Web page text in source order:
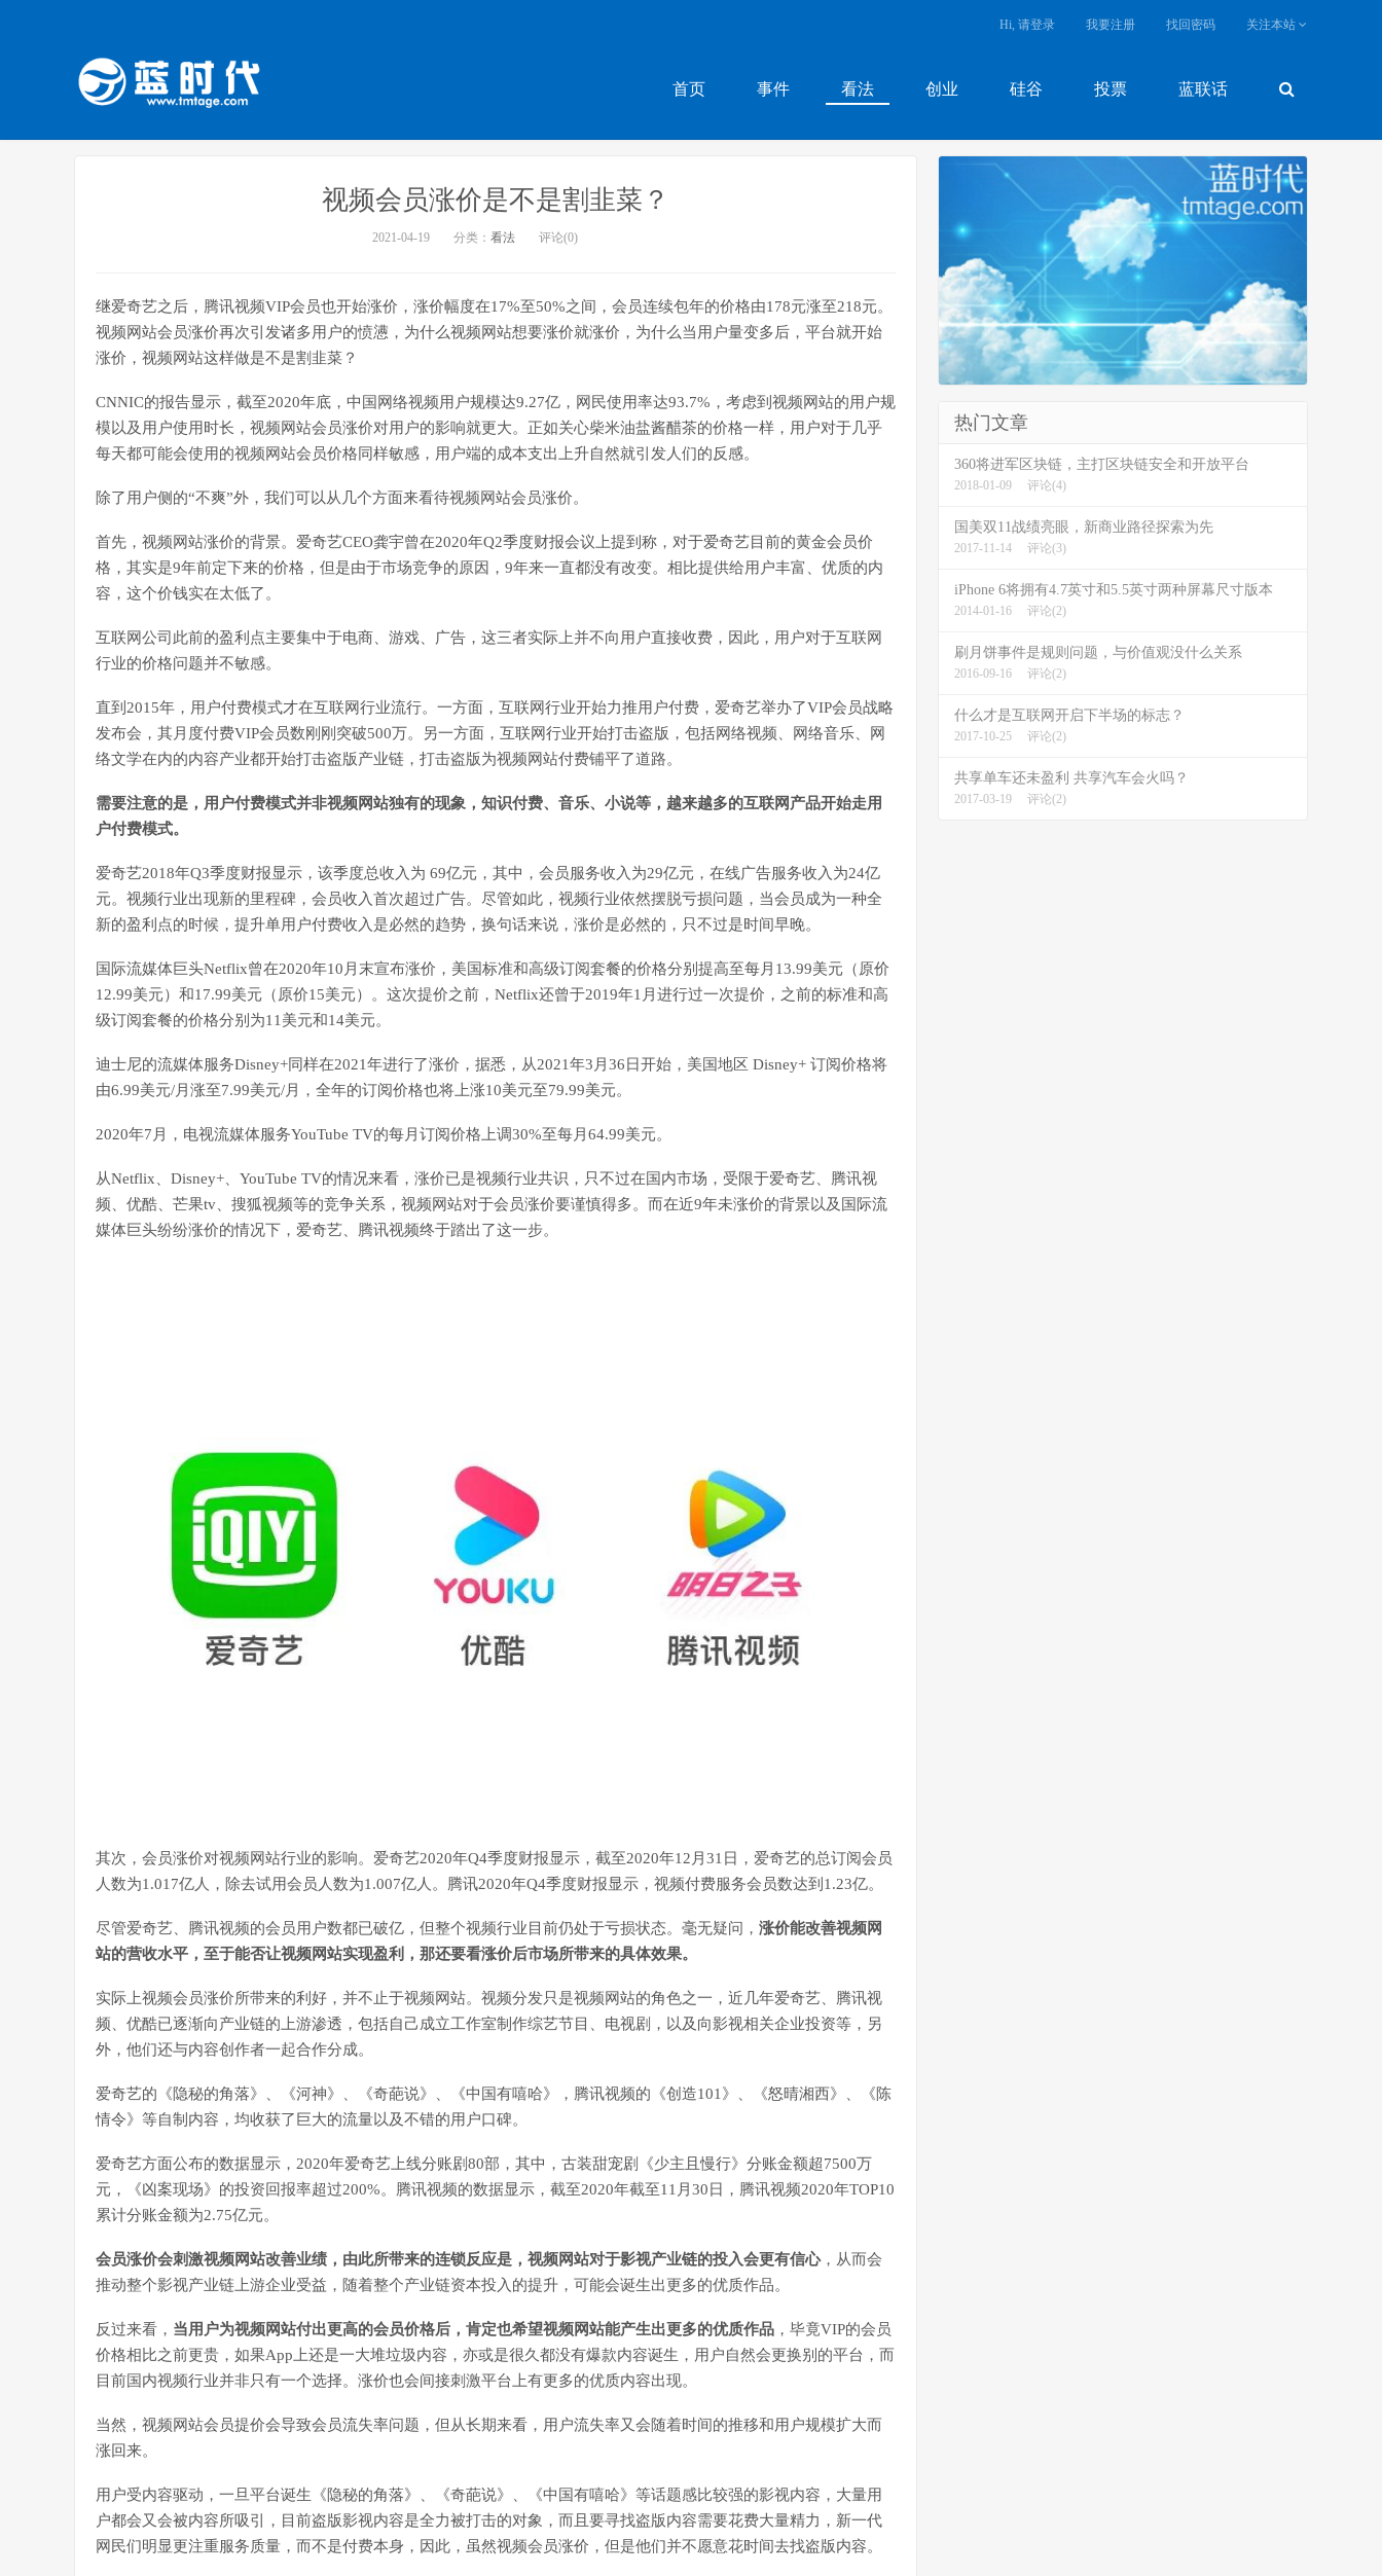
首页 事件 看法 创业 硅谷 投票 蓝联话
Hi, 请登录 我要注册 找回密码 关注本站
视频会员涨价是不是割韭菜？
2021-04-19 分类： 看法 评论(0)
继爱奇艺之后，腾讯视频VIP会员也开始涨价，涨价幅度在17%至50%之间，会员连续包年的价格由178元涨至218元。
视频网站会员涨价再次引发诸多用户的愤懑，为什么视频网站想要涨价就涨价，为什么当用户量变多后，平台就开始
涨价，视频网站这样做是不是割韭菜？
CNNIC的报告显示，截至2020年底，中国网络视频用户规模达9.27亿，网民使用率达93.7%，考虑到视频网站的用户规
模以及用户使用时长，视频网站会员涨价对用户的影响就更大。正如关心柴米油盐酱醋茶的价格一样，用户对于几乎
每天都可能会使用的视频网站会员价格同样敏感，用户端的成本支出上升自然就引发人们的反感。
除了用户侧的“不爽”外，我们可以从几个方面来看待视频网站会员涨价。
首先，视频网站涨价的背景。爱奇艺CEO龚宇曾在2020年Q2季度财报会议上提到称，对于爱奇艺目前的黄金会员价
格，其实是9年前定下来的价格，但是由于市场竞争的原因，9年来一直都没有改变。相比提供给用户丰富、优质的内
容，这个价钱实在太低了。
互联网公司此前的盈利点主要集中于电商、游戏、广告，这三者实际上并不向用户直接收费，因此，用户对于互联网
行业的价格问题并不敏感。
直到2015年，用户付费模式才在互联网行业流行。一方面，互联网行业开始力推用户付费，爱奇艺举办了VIP会员战略
发布会，其月度付费VIP会员数刚刚突破500万。另一方面，互联网行业开始打击盗版，包括网络视频、网络音乐、网
络文学在内的内容产业都开始打击盗版产业链，打击盗版为视频网站付费铺平了道路。
需要注意的是，用户付费模式并非视频网站独有的现象，知识付费、音乐、小说等，越来越多的互联网产品开始走用
户付费模式。
爱奇艺2018年Q3季度财报显示，该季度总收入为 69亿元，其中，会员服务收入为29亿元，在线广告服务收入为24亿
元。视频行业出现新的里程碑，会员收入首次超过广告。尽管如此，视频行业依然摆脱亏损问题，当会员成为一种全
新的盈利点的时候，提升单用户付费收入是必然的趋势，换句话来说，涨价是必然的，只不过是时间早晚。
国际流媒体巨头Netflix曾在2020年10月末宣布涨价，美国标准和高级订阅套餐的价格分别提高至每月13.99美元（原价
12.99美元）和17.99美元（原价15美元）。这次提价之前，Netflix还曾于2019年1月进行过一次提价，之前的标准和高
级订阅套餐的价格分别为11美元和14美元。
迪士尼的流媒体服务Disney+同样在2021年进行了涨价，据悉，从2021年3月36日开始，美国地区 Disney+ 订阅价格将
由6.99美元/月涨至7.99美元/月，全年的订阅价格也将上涨10美元至79.99美元。
2020年7月，电视流媒体服务YouTube TV的每月订阅价格上调30%至每月64.99美元。
从Netflix、Disney+、YouTube TV的情况来看，涨价已是视频行业共识，只不过在国内市场，受限于爱奇艺、腾讯视
频、优酷、芒果tv、搜狐视频等的竞争关系，视频网站对于会员涨价要谨慎得多。而在近9年未涨价的背景以及国际流
媒体巨头纷纷涨价的情况下，爱奇艺、腾讯视频终于踏出了这一步。
其次，会员涨价对视频网站行业的影响。爱奇艺2020年Q4季度财报显示，截至2020年12月31日，爱奇艺的总订阅会员
人数为1.017亿人，除去试用会员人数为1.007亿人。腾讯2020年Q4季度财报显示，视频付费服务会员数达到1.23亿。
尽管爱奇艺、腾讯视频的会员用户数都已破亿，但整个视频行业目前仍处于亏损状态。毫无疑问， 涨价能改善视频网
站的营收水平，至于能否让视频网站实现盈利，那还要看涨价后市场所带来的具体效果。
实际上视频会员涨价所带来的利好，并不止于视频网站。视频分发只是视频网站的角色之一，近几年爱奇艺、腾讯视
频、优酷已逐渐向产业链的上游渗透，包括自己成立工作室制作综艺节目、电视剧，以及向影视相关企业投资等，另
外，他们还与内容创作者一起合作分成。
爱奇艺的《隐秘的角落》、《河神》、《奇葩说》、《中国有嘻哈》，腾讯视频的《创造101》、《怒晴湘西》、《陈
情令》等自制内容，均收获了巨大的流量以及不错的用户口碑。
爱奇艺方面公布的数据显示，2020年爱奇艺上线分账剧80部，其中，古装甜宠剧《少主且慢行》分账金额超7500万
元，《凶案现场》的投资回报率超过200%。腾讯视频的数据显示，截至2020年截至11月30日，腾讯视频2020年TOP10
累计分账金额为2.75亿元。
会员涨价会刺激视频网站改善业绩，由此所带来的连锁反应是，视频网站对于影视产业链的投入会更有信心，从而会
推动整个影视产业链上游企业受益，随着整个产业链资本投入的提升，可能会诞生出更多的优质作品。
反过来看， 当用户为视频网站付出更高的会员价格后，肯定也希望视频网站能产生出更多的优质作品 ，毕竟VIP的会员
价格相比之前更贵，如果App上还是一大堆垃圾内容，亦或是很久都没有爆款内容诞生，用户自然会更换别的平台，而
目前国内视频行业并非只有一个选择。涨价也会间接刺激平台上有更多的优质内容出现。
当然，视频网站会员提价会导致会员流失率问题，但从长期来看，用户流失率又会随着时间的推移和用户规模扩大而
涨回来。
用户受内容驱动，一旦平台诞生《隐秘的角落》、《奇葩说》、《中国有嘻哈》等话题感比较强的影视内容，大量用
户都会又会被内容所吸引，目前盗版影视内容是全力被打击的对象，而且要寻找盗版内容需要花费大量精力，新一代
网民们明显更注重服务质量，而不是付费本身，因此，虽然视频会员涨价，但是他们并不愿意花时间去找盗版内容。
热门文章
360将进军区块链，主打区块链安全和开放平台
2018-01-09 评论(4)
国美双11战绩亮眼，新商业路径探索为先
2017-11-14 评论(3)
iPhone 6将拥有4.7英寸和5.5英寸两种屏幕尺寸版本
2014-01-16 评论(2)
刷月饼事件是规则问题，与价值观没什么关系
2016-09-16 评论(2)
什么才是互联网开启下半场的标志？
2017-10-25 评论(2)
共享单车还未盈利 共享汽车会火吗？
2017-03-19 评论(2)